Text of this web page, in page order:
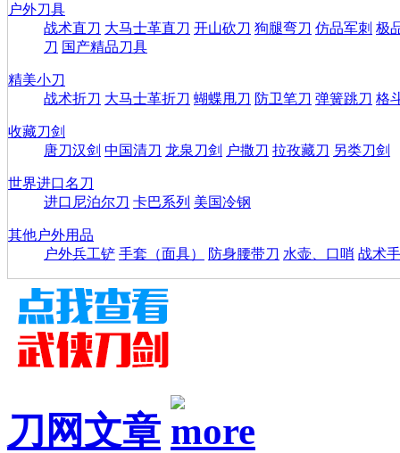
户外刀具
战术直刀 大马士革直刀 开山砍刀 狗腿弯刀 仿品军刺 极
刀 国产精品刀具
精美小刀
战术折刀 大马士革折刀 蝴蝶甩刀 防卫笔刀 弹簧跳刀 格
收藏刀剑
唐刀汉剑 中国清刀 龙泉刀剑 户撒刀 拉孜藏刀 另类刀剑
世界进口名刀
进口尼泊尔刀 卡巴系列 美国冷钢
其他户外用品
户外兵工铲 手套（面具） 防身腰带刀 水壶、口哨 战术
刀网文章